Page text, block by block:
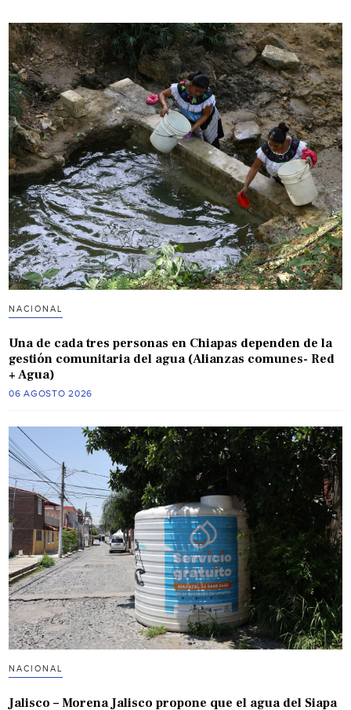
NACIONAL
Una de cada tres personas en Chiapas dependen de la
gestión comunitaria del agua (Alianzas comunes- Red
+ Agua)
06 AGOSTO 2026
NACIONAL
Jalisco – Morena Jalisco propone que el agua del Siapa